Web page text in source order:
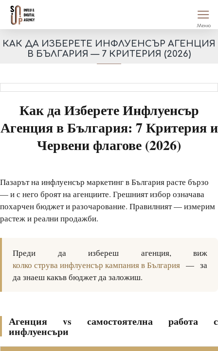
КАК ДА ИЗБЕРЕТЕ ИНФЛУЕНСЪР АГЕНЦИЯ
В БЪЛГАРИЯ — 7 КРИТЕРИЯ (2026)
Как да Изберете Инфлуенсър
Агенция в България: 7 Критерия и
Червени флагове (2026)
Пазарът на инфлуенсър маркетинг в България расте бързо
— и с него броят на агенциите. Грешният избор означава
похарчен бюджет и разочарование. Правилният — измерим
растеж и реални продажби.
Преди да избереш агенция, виж
колко струва инфлуенсър кампания в България — за
да знаеш какъв бюджет да заложиш.
Агенция vs самостоятелна работа с
инфлуенсъри